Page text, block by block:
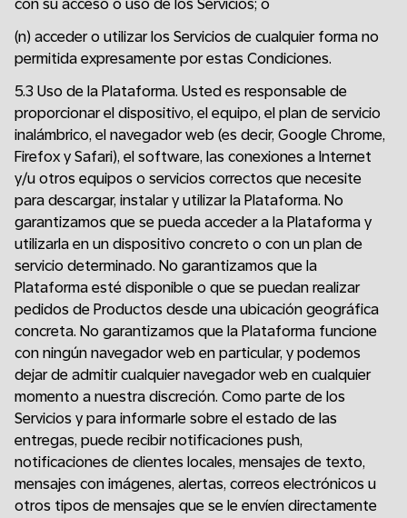
con su acceso o uso de los Servicios; o
(n) acceder o utilizar los Servicios de cualquier forma no
permitida expresamente por estas Condiciones.
5.3 Uso de la Plataforma. Usted es responsable de
proporcionar el dispositivo, el equipo, el plan de servicio
inalámbrico, el navegador web (es decir, Google Chrome,
Firefox y Safari), el software, las conexiones a Internet
y/u otros equipos o servicios correctos que necesite
para descargar, instalar y utilizar la Plataforma. No
garantizamos que se pueda acceder a la Plataforma y
utilizarla en un dispositivo concreto o con un plan de
servicio determinado. No garantizamos que la
Plataforma esté disponible o que se puedan realizar
pedidos de Productos desde una ubicación geográfica
concreta. No garantizamos que la Plataforma funcione
con ningún navegador web en particular, y podemos
dejar de admitir cualquier navegador web en cualquier
momento a nuestra discreción. Como parte de los
Servicios y para informarle sobre el estado de las
entregas, puede recibir notificaciones push,
notificaciones de clientes locales, mensajes de texto,
mensajes con imágenes, alertas, correos electrónicos u
otros tipos de mensajes que se le envíen directamente